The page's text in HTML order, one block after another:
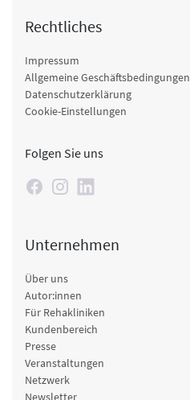
Rechtliches
Impressum
Allgemeine Geschäftsbedingungen
Datenschutzerklärung
Cookie-Einstellungen
Folgen Sie uns
Unternehmen
Über uns
Autor:innen
Für Rehakliniken
Kundenbereich
Presse
Veranstaltungen
Netzwerk
Newsletter